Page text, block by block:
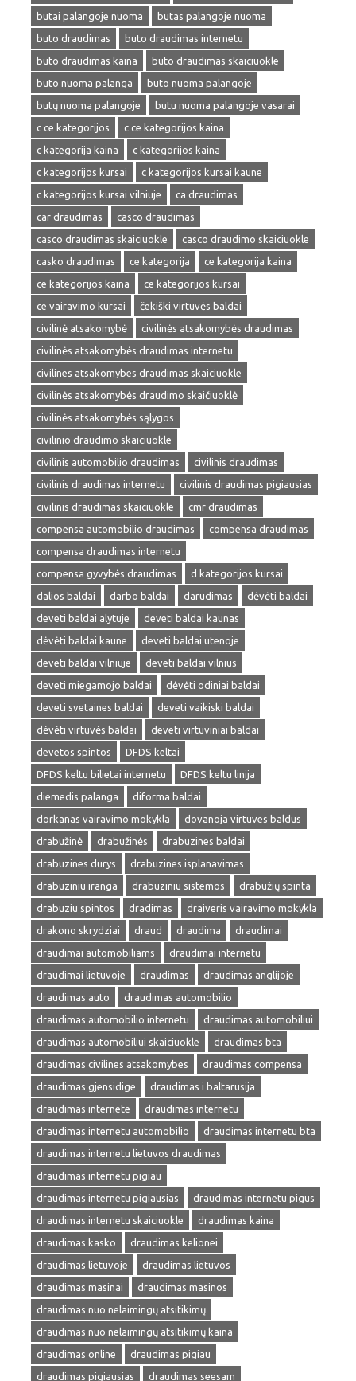
butai palangoje nuoma
butas palangoje nuoma
buto draudimas
buto draudimas internetu
buto draudimas kaina
buto draudimas skaiciuokle
buto nuoma palanga
buto nuoma palangoje
butų nuoma palangoje
butu nuoma palangoje vasarai
c ce kategorijos
c ce kategorijos kaina
c kategorija kaina
c kategorijos kaina
c kategorijos kursai
c kategorijos kursai kaune
c kategorijos kursai vilniuje
ca draudimas
car draudimas
casco draudimas
casco draudimas skaiciuokle
casco draudimo skaiciuokle
casko draudimas
ce kategorija
ce kategorija kaina
ce kategorijos kaina
ce kategorijos kursai
ce vairavimo kursai
čekiški virtuvės baldai
civilinė atsakomybė
civilinės atsakomybės draudimas
civilinės atsakomybės draudimas internetu
civilines atsakomybes draudimas skaiciuokle
civilinės atsakomybės draudimo skaičiuoklė
civilinės atsakomybės sąlygos
civilinio draudimo skaiciuokle
civilinis automobilio draudimas
civilinis draudimas
civilinis draudimas internetu
civilinis draudimas pigiausias
civilinis draudimas skaiciuokle
cmr draudimas
compensa automobilio draudimas
compensa draudimas
compensa draudimas internetu
compensa gyvybės draudimas
d kategorijos kursai
dalios baldai
darbo baldai darudimas
dėvėti baldai
deveti baldai alytuje
deveti baldai kaunas
dėvėti baldai kaune
deveti baldai utenoje
deveti baldai vilniuje
deveti baldai vilnius
deveti miegamojo baldai
dėvėti odiniai baldai
deveti svetaines baldai
deveti vaikiski baldai
dėvėti virtuvės baldai
deveti virtuviniai baldai
devetos spintos
DFDS keltai
DFDS keltu bilietai internetu
DFDS keltu linija
diemedis palanga
diforma baldai
dorkanas vairavimo mokykla
dovanoja virtuves baldus
drabužinė
drabužinės
drabuzines baldai
drabuzines durys
drabuzines isplanavimas
drabuziniu iranga
drabuziniu sistemos
drabužių spinta
drabuziu spintos
dradimas
draiveris vairavimo mokykla
drakono skrydziai
draud draudima
draudimai
draudimai automobiliams
draudimai internetu
draudimai lietuvoje
draudimas
draudimas anglijoje
draudimas auto
draudimas automobilio
draudimas automobilio internetu
draudimas automobiliui
draudimas automobiliui skaiciuokle
draudimas bta
draudimas civilines atsakomybes
draudimas compensa
draudimas gjensidige
draudimas i baltarusija
draudimas internete
draudimas internetu
draudimas internetu automobilio
draudimas internetu bta
draudimas internetu lietuvos draudimas
draudimas internetu pigiau
draudimas internetu pigiausias
draudimas internetu pigus
draudimas internetu skaiciuokle
draudimas kaina
draudimas kasko
draudimas kelionei
draudimas lietuvoje
draudimas lietuvos
draudimas masinai
draudimas masinos
draudimas nuo nelaimingų atsitikimų
draudimas nuo nelaimingų atsitikimų kaina
draudimas online
draudimas pigiau
draudimas pigiausias
draudimas seesam